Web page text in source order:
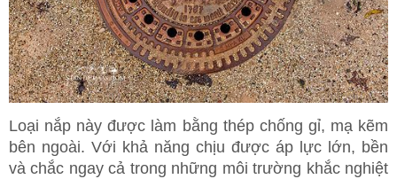
Loại nắp này được làm bằng thép chống gỉ, mạ kẽm
bên ngoài. Với khả năng chịu được áp lực lớn, bền
và chắc ngay cả trong những môi trường khắc nghiệt